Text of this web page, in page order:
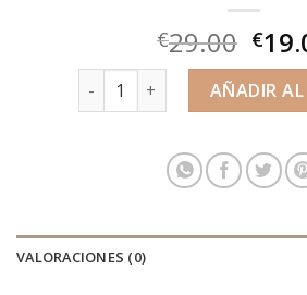
€29.00 €
nenuco siempre conmigo
AÑADIR
VALORACIONES (0)